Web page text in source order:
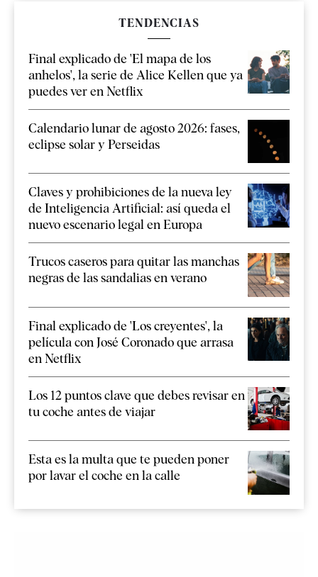
TENDENCIAS
Final explicado de 'El mapa de los
anhelos', la serie de Alice Kellen que ya
puedes ver en Netflix
Calendario lunar de agosto 2026: fases,
eclipse solar y Perseidas
Claves y prohibiciones de la nueva ley
de Inteligencia Artificial: así queda el
nuevo escenario legal en Europa
Trucos caseros para quitar las manchas
negras de las sandalias en verano
Final explicado de 'Los creyentes', la
película con José Coronado que arrasa
en Netflix
Los 12 puntos clave que debes revisar en
tu coche antes de viajar
Esta es la multa que te pueden poner
por lavar el coche en la calle